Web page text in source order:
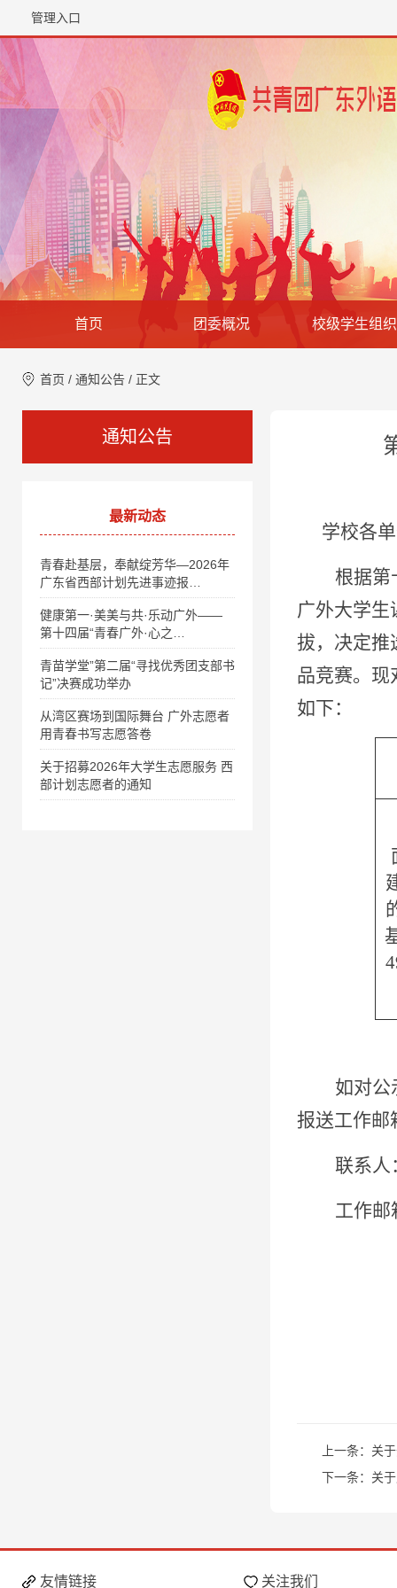
管理入口
首页 团委概况 校级学生组织
首页 / 通知公告 / 正文
通知公告
最新动态
青春赴基层，奉献绽芳华—2026年
广东省西部计划先进事迹报…
健康第一·美美与共·乐动广外——
第十四届“青春广外·心之…
青苗学堂”第二届“寻找优秀团支部书
记”决赛成功举办
从湾区赛场到国际舞台 广外志愿者
用青春书写志愿答卷
关于招募2026年大学生志愿服务 西
部计划志愿者的通知
学校各
根据第
广外大学生
拔，决定推
品竞赛。现
如下：
如对公
报送工作邮
联系人
工作邮
上一条： 关
下一条： 关
友情链接 关注我们